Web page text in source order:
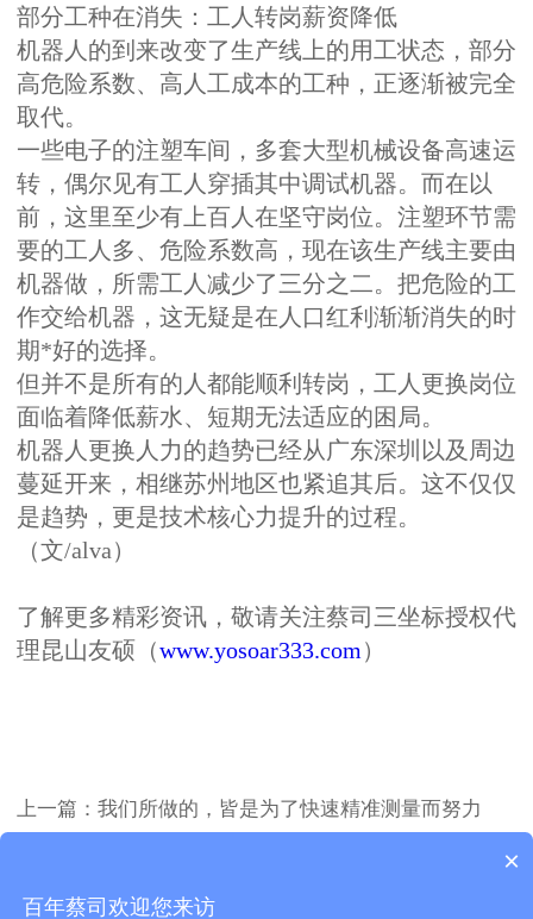
部分工种在消失：工人转岗薪资降低
机器人的到来改变了生产线上的用工状态，部分
高危险系数、高人工成本的工种，正逐渐被完全
取代。
一些电子的注塑车间，多套大型机械设备高速运
转，偶尔见有工人穿插其中调试机器。而在以
前，这里至少有上百人在坚守岗位。注塑环节需
要的工人多、危险系数高，现在该生产线主要由
机器做，所需工人减少了三分之二。把危险的工
作交给机器，这无疑是在人口红利渐渐消失的时
期*好的选择。
但并不是所有的人都能顺利转岗，工人更换岗位
面临着降低薪水、短期无法适应的困局。
机器人更换人力的趋势已经从广东深圳以及周边
蔓延开来，相继苏州地区也紧追其后。这不仅仅
是趋势，更是技术核心力提升的过程。
（文/alva）
了解更多精彩资讯，敬请关注蔡司三坐标授权代
理昆山友硕（www.yosoar333.com）
上一篇： 我们所做的，皆是为了快速精准测量而努力
Copyright 昆山友硕新材料有限公司2018.All Rights
×
百年蔡司欢迎您来访